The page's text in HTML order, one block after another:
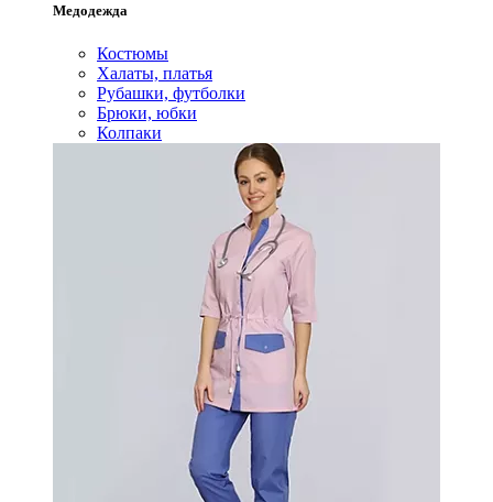
Медодежда
Костюмы
Халаты, платья
Рубашки, футболки
Брюки, юбки
Колпаки